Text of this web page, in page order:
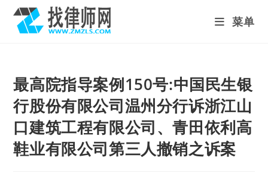
content
菜单
最高院指导案例150号:中国民生银
行股份有限公司温州分行诉浙江山
口建筑工程有限公司、青田依利高
鞋业有限公司第三人撤销之诉案